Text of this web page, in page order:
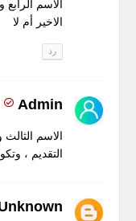
الاسم
الاخير أم لا
رد
Admin
الاسم
التقديم ،